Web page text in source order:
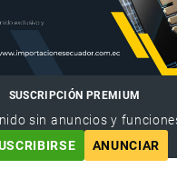
SUSCRIPCIÓN PREMIUM
sin anuncios y
ANUNCIAR